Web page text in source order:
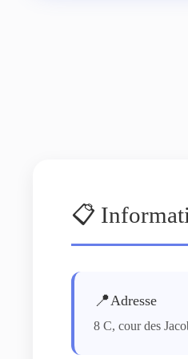
📋
📍Adresse
8 C, cour des